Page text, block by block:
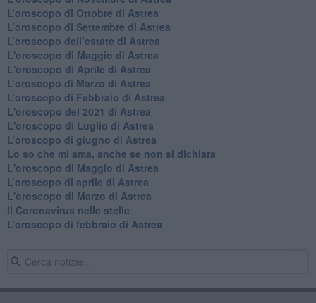
​L’oroscopo di Ottobre di Astrea
​L’oroscopo di Settembre di Astrea
L’oroscopo dell’estate di Astrea
L'oroscopo di Maggio di Astrea
L'oroscopo di Aprile di Astrea
​L’oroscopo di Marzo di Astrea
​L’oroscopo di Febbraio di Astrea
L'oroscopo del 2021 di Astrea
L'oroscopo di Luglio di Astrea
​L’oroscopo di giugno di Astrea
​Lo so che mi ama, anche se non si dichiara
L'oroscopo di Maggio di Astrea
​L’oroscopo di aprile di Astrea
L'oroscopo di Marzo di Astrea
Il Coronavirus nelle stelle
​L’oroscopo di febbraio di Astrea